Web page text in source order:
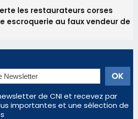
de CNI et recevez par
importantes et une sélection de